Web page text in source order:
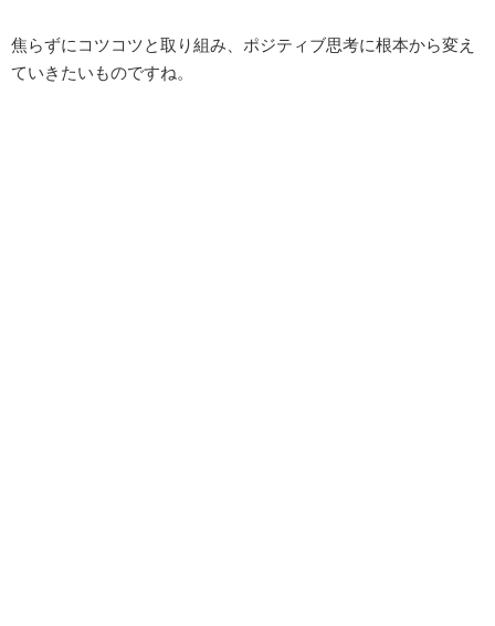
焦らずにコツコツと取り組み、ポジティブ思考に根本から変え
ていきたいものですね。